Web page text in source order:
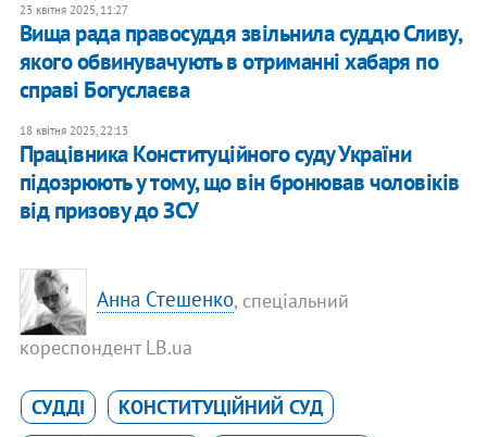
23 квітня 2025, 11:27
Вища рада правосуддя звільнила суддю Сливу,
якого обвинувачують в отриманні хабаря по
справі Богуслаєва
18 квітня 2025, 22:13
​Працівника Конституційного суду України
підозрюють у тому, що він бронював чоловіків
від призову до ЗСУ
Анна Стешенко, спеціальний
кореспондент LB.ua
СУДДІ
КОНСТИТУЦІЙНИЙ СУД